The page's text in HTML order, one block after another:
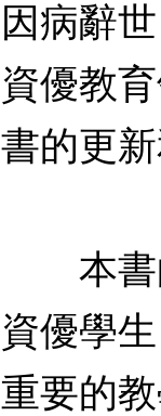
因病辭
資優教
書的更
本書的
資優學
重要的